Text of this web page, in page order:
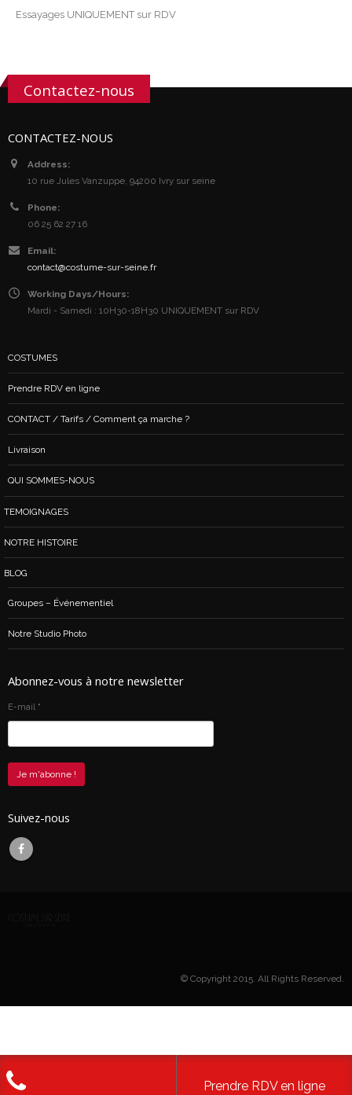
Essayages UNIQUEMENT sur RDV
Contactez-nous
CONTACTEZ-NOUS
Address:
10 rue Jules Vanzuppe, 94200 Ivry sur seine
Phone:
06 25 62 27 16
Email:
contact@costume-sur-seine.fr
Working Days/Hours:
Mardi - Samedi : 10H30-18H30 UNIQUEMENT sur RDV
COSTUMES
Prendre RDV en ligne
CONTACT / Tarifs / Comment ça marche ?
Livraison
QUI SOMMES-NOUS
TEMOIGNAGES
NOTRE HISTOIRE
BLOG
Groupes – Événementiel
Notre Studio Photo
Abonnez-vous à notre newsletter
E-mail *
Suivez-nous
© Copyright 2015. All Rights Reserved.
Prendre RDV en ligne